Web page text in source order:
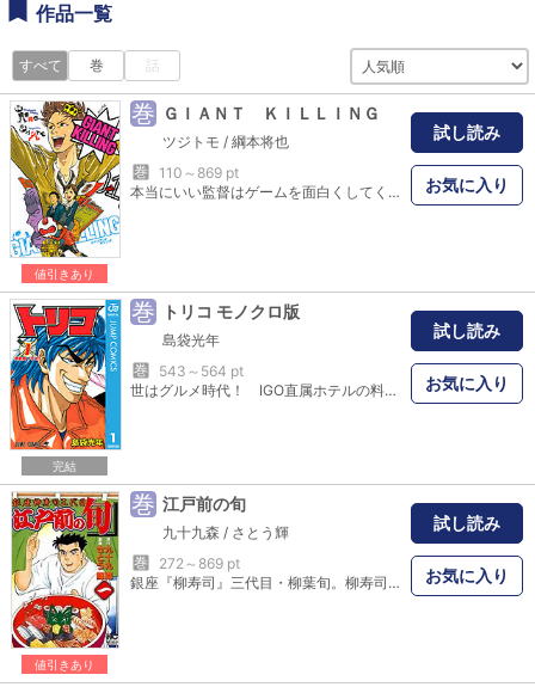
作品一覧
すべて 巻 話
値引きあり
巻 ＧＩＡＮＴ ＫＩＬＬＩＮＧ
ツジトモ / 綱本将也
巻
110～869 pt
本当にいい監督はゲームを面白くしてくれる！ 達海猛（たつみ・たけし）、35歳、イングランド帰りのサッカー監督。好物は大物喰いの大番狂わせ＝GIANT KILLING（ジャイアント・キリング）!! 東京下町の弱小プロサッカークラブ、ETU（イースト・トーキョー・ユナイテッド）の監督に就任した達海が、意表をつく戦略とカリスマ性で、負け癖のついてしまった選手、スタッフ、そしてサポーターたちにパワーをくれる！ 『U-31』原作者と俊英がタッグを組んだ、これがフットボール漫画の新スタンダード!!
試し読み
お気に入り
完結
巻 トリコ モノクロ版
島袋光年
巻
543～564 pt
世はグルメ時代！ IGO直属ホテルの料理長・小松は、局長から「ガララワニ」捕獲の命を受ける!! 任務に抜擢されたのは、カリスマ“美食屋”トリコ!! 二人は最高の食材を求め、命を懸けた旅へ出発するが…!!
試し読み
お気に入り
値引きあり
巻 江戸前の旬
九十九森 / さとう輝
巻
272～869 pt
銀座『柳寿司』三代目・柳葉旬。柳寿司の末っ子として生まれ、父親の跡を継ぐために寿司職人となって迎えた二度目の春――。寿司職人として大輪の花を咲かすべく、ただ今奮闘中!! 真鯛をけなす息子、真鯛に特別な思いを持つ老母。旬の真鯛の握りは息子の誤解を解くことができるのか!?
試し読み
お気に入り